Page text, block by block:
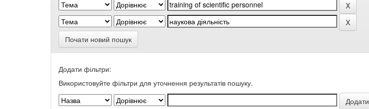
Почати новий пошук
Додати фільтри:
Використовуйте фільтри для уточнення результатів пошуку.